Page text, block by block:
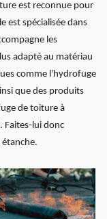
est reconnue pour
est spécialisée dans
les
adapté au matériau
comme l'hydrofuge
que des produits
de toiture à
Faites-lui donc